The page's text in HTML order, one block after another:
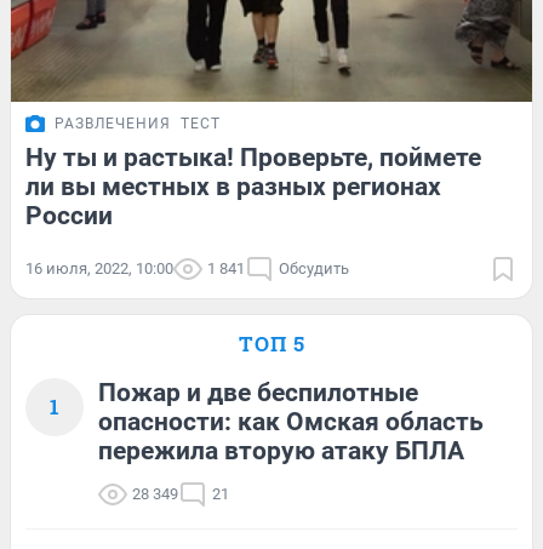
РАЗВЛЕЧЕНИЯ ТЕСТ
Ну ты и растыка! Проверьте, поймете
ли вы местных в разных регионах
России
16 июля, 2022, 10:00 1 841 Обсудить
ТОП 5
1
Пожар и две беспилотные
опасности: как Омская область
пережила вторую атаку БПЛА
28 349 21